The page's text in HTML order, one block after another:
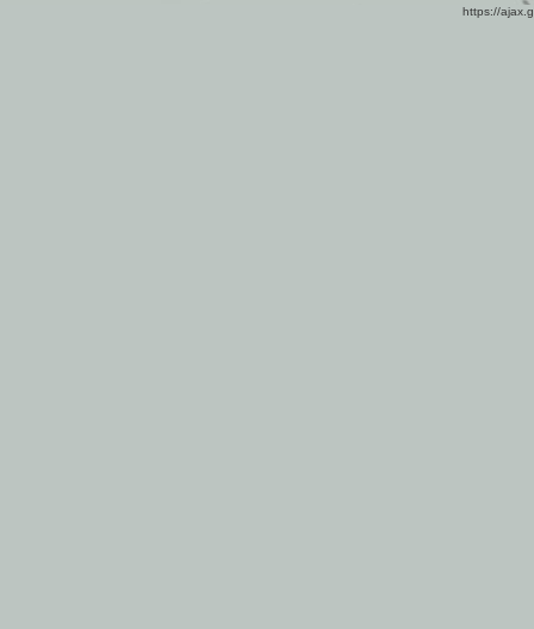
https://